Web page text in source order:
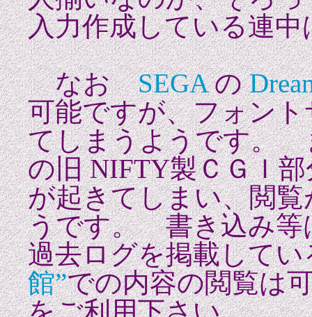
入力作成している連
なおSEGAの
可能ですが、フォン
てしまうようです。
の旧 NIFTY製ＣＧＩ
が起きてしまい、閲
うです。 書き込み等
過去ログを掲載して
館”での内容の閲覧は